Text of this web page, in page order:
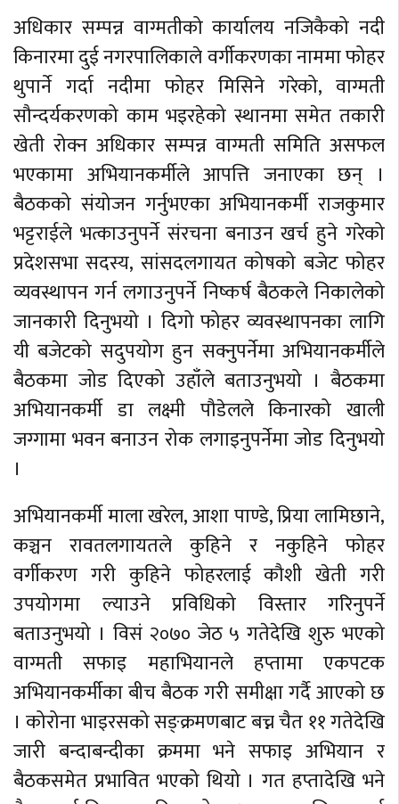
अधिकार सम्पन्न वाग्मतीको कार्यालय नजिकैको नदी
किनारमा दुई नगरपालिकाले वर्गीकरणका नाममा फोहर
थुपार्ने गर्दा नदीमा फोहर मिसिने गरेको, वाग्मती
सौन्दर्यकरणको काम भइरहेको स्थानमा समेत तकारी
खेती रोक्न अधिकार सम्पन्न वाग्मती समिति असफल
भएकामा अभियानकर्मीले आपत्ति जनाएका छन् ।
बैठकको संयोजन गर्नुभएका अभियानकर्मी राजकुमार
भट्टराईले भत्काउनुपर्ने संरचना बनाउन खर्च हुने गरेको
प्रदेशसभा सदस्य, सांसदलगायत कोषको बजेट फोहर
व्यवस्थापन गर्न लगाउनुपर्ने निष्कर्ष बैठकले निकालेको
जानकारी दिनुभयो । दिगो फोहर व्यवस्थापनका लागि
यी बजेटको सदुपयोग हुन सक्नुपर्नेमा अभियानकर्मीले
बैठकमा जोड दिएको उहाँले बताउनुभयो । बैठकमा
अभियानकर्मी डा लक्ष्मी पौडेलले किनारको खाली
जग्गामा भवन बनाउन रोक लगाइनुपर्नेमा जोड दिनुभयो
।
अभियानकर्मी माला खरेल, आशा पाण्डे, प्रिया लामिछाने,
कञ्चन रावतलगायतले कुहिने र नकुहिने फोहर
वर्गीकरण गरी कुहिने फोहरलाई कौशी खेती गरी
उपयोगमा ल्याउने प्रविधिको विस्तार गरिनुपर्ने
बताउनुभयो । विसं २०७० जेठ ५ गतेदेखि शुरु भएको
वाग्मती सफाइ महाभियानले हप्तामा एकपटक
अभियानकर्मीका बीच बैठक गरी समीक्षा गर्दै आएको छ
। कोरोना भाइरसको सङ्क्रमणबाट बच्न चैत ११ गतेदेखि
जारी बन्दाबन्दीका क्रममा भने सफाइ अभियान र
बैठकसमेत प्रभावित भएको थियो । गत हप्तादेखि भने